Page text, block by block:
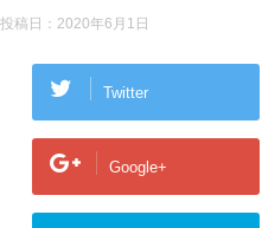
投稿日： 2020年6月1日
Twitter
Google+